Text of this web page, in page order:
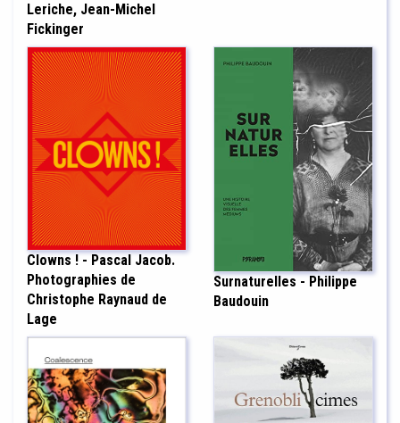
Leriche, Jean-Michel
Fickinger
Clowns ! - Pascal Jacob.
Photographies de
Christophe Raynaud de
Lage
Surnaturelles - Philippe
Baudouin